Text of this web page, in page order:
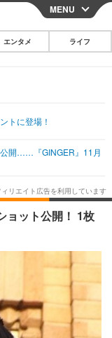
CLOSE
その他
韓国・芸能
スポーツ
グルメ
ショッピング
MENU
エンタメ ライフ
トに登場！
開……『GINGER』11月
ョット公開！ 1枚